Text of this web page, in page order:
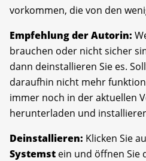
vorkommen, die von den
Empfehlung der Autorin:
brauchen oder nicht sicher
dann deinstallieren Sie es.
daraufhin nicht mehr
immer noch in der aktuellen
herunterladen und
Deinstallieren: Klicken Sie
Systemst ein und öffnen Sie